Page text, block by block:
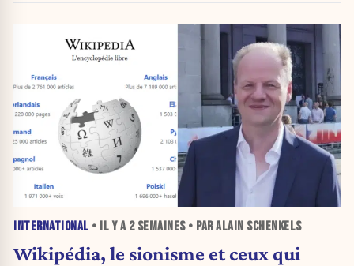
INTERNATIONAL • IL Y A 2 SEMAINES• PAR ALAIN SCHENKELS
Wikipédia, le sionisme et ceux qui